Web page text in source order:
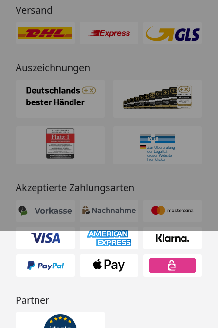
Versand
Auszeichnungen
Akzeptierte Zahlungsarten
Partner